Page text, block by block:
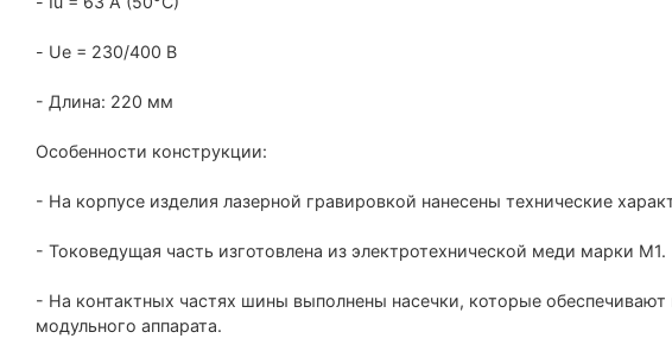
- Ue = 230/400 В
- Длина: 220 мм
Особенности конструкции:
- На корпусе изделия лазерной гравировкой нанесены технические
- Токоведущая часть изготовлена из электротехнической меди марки М1.
- На контактных частях шины выполнены насечки, которые
модульного аппарата.